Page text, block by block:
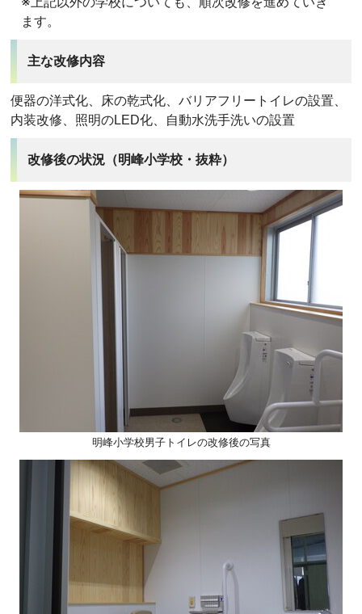
ます。
主な改修内容
便器の洋式化、床の乾式化、バリアフリートイレの設置、
内装改修、照明のLED化、自動水洗手洗いの設置
改修後の状況（明峰小学校・抜粋）
明峰小学校男子トイレの改修後の写真